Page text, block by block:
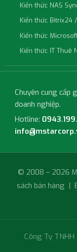
Kiến thức NAS
Kiến thức Bitrix24
Kiến thức
Kiến thức IT Thuê
Chuyên cung cấp
doanh nghiệp.
Hotline:
© 2008 – 2026
sách bán hàng |
Công Ty